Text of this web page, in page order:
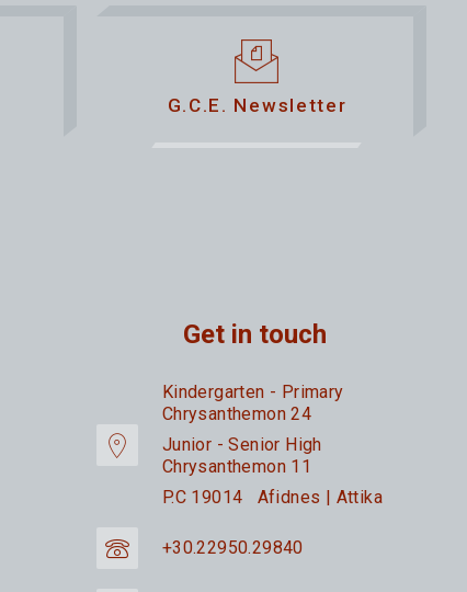
G.C.E. Newsletter
Get in touch
Kindergarten - Primary
Chrysanthemon 24
Junior - Senior High
Chrysanthemon 11
P.C 19014 Afidnes | Attika
+30.22950.29840